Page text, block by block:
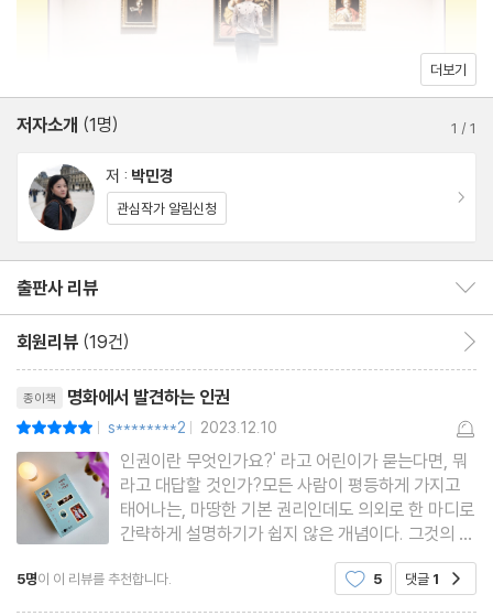
1 그는 휴가 중이야
[궁금해요] 〈동아일보〉 백지 사태 | 휴식권
2 인권의 역사, 투쟁의 역사
[궁금해요] 전태일과 〈근로기준법〉 | 노동3권
3 라면 같은 젊음은 그만
[궁금해요] 서울 구의역 스크린도어 사고와 태안화력발전소 사고 |
비정규직
5 여성 노동을 생각하다
[궁금해요] 세계 여성의 날 | 국제노동기구
6 소중하지 않은 노동은 없다
[궁금해요] 노동권
더보기
저자소개 (1명) 1 /1
저 : 박민경
관심작가 알림신청
출판사 리뷰
회원리뷰 (19건)
종이책 명화에서 발견하는 인권
| s********2 | 2023.12.10
인권이란 무엇인가요?' 라고 어린이가 묻는다면, 뭐
라고 대답할 것인가?모든 사람이 평등하게 가지고
태어나는, 마땅한 기본 권리인데도 의외로 한 마디로
간략하게 설명하기가 쉽지 않은 개념이다. 그것의 특
징은 잘 지켜졌을 때보다 지켜지지 않았을때 더 두드
러져 보인다.그래서, 인권을 말하려면 그것을 빼앗겼
5명이 이 리뷰를 추천합니다. 5 댓글 1